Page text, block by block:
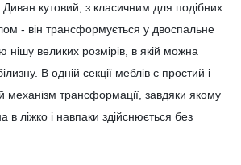
Диван кутовий, з класичним для подібних
- він трансформується у двоспальне
нішу великих розмірів, в якій можна
В одній секції меблів є простий і
механізм трансформації, завдяки якому
в ліжко і навпаки здійснюється без